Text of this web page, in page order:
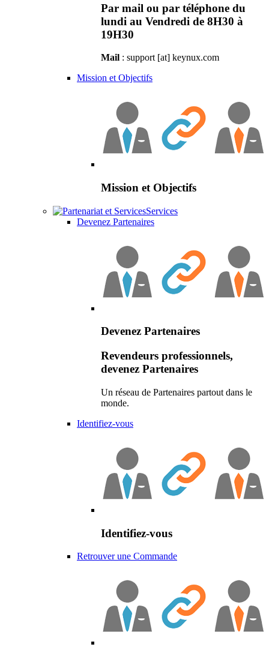
Par mail ou par téléphone du
lundi au Vendredi de 8H30 à
19H30
Mail : support [at] keynux.com
Mission et Objectifs
Mission et Objectifs
Services
Devenez Partenaires
Devenez Partenaires
Revendeurs professionnels,
devenez Partenaires
Un réseau de Partenaires partout dans le
monde.
Identifiez-vous
Identifiez-vous
Retrouver une Commande